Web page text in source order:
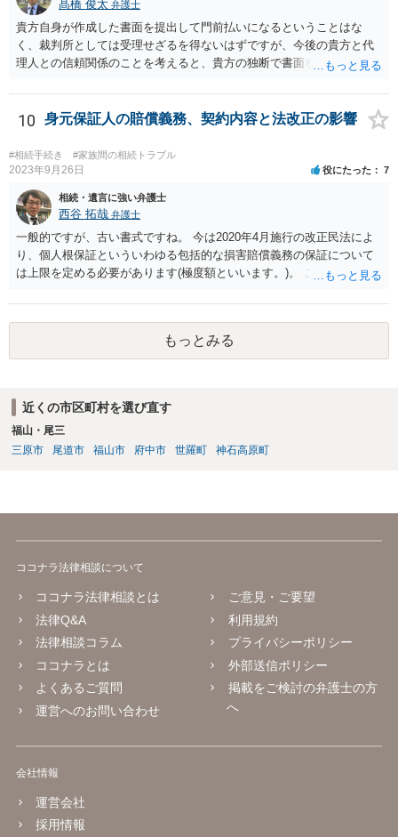
髙橋 俊太 弁護士
貴方自身が作成した書面を提出して門前払いになるということはな
く、裁判所としては受理せざるを得ないはずですが、今後の貴方と代
理人との信頼関係のことを考えると、貴方の独断で書面を提出したり
士が主張書面の提出を渋っているようですが、弁護士として提出の実
益がないと考えている可能性もあると思いますので、そのあたりも含
めて、弁護士見解を確認等するためによく打ち合わせた方がよいと思
います。単に面倒臭いということで書面提出をしないということであ
れば、当該弁護士との委任関係を修了した上で、貴方のほうで書面提
出することを検討なさった方がよいでしょう。
10 身元保証人の賠償義務、契約内容と法改正の影響
#相続手続き #家族間の相続トラブル
2023年9月26日 役にたった 7
相続・遺言に強い弁護士
西谷 拓哉 弁護士
一般的ですが、古い書式ですね。 今は2020年4月施行の改正民法によ
り、個人根保証といういわゆる包括的な損害賠償義務の保証について
は上限を定める必要があります(極度額といいます。)。 この書式にサ
り、会社側は請求できない可能性が高そうです。
もっとみる
近くの市区町村を選び直す
福山・尾三
三原市
尾道市 福山市 府中市 世羅町 神石高原町
ココナラ法律相談について
ココナラ法律相談とは
法律Q&A
法律相談コラム
ココナラとは
よくあるご質問
運営へのお問い合わせ
ご意見・ご要望
利用規約
プライバシーポリシー
外部送信ポリシー
掲載をご検討の弁護士の方
へ
会社情報
運営会社
採用情報